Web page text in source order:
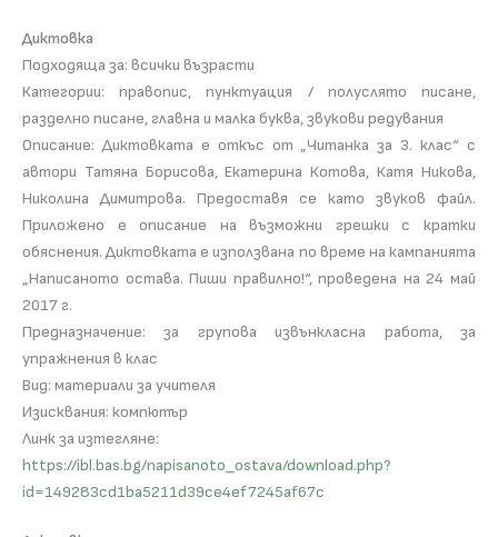
Диктовка
Подходяща за: всички възрасти
Категории: правопис, пунктуация / полуслято писане,
разделно писане, главна и малка буква, звукови редувания
Описание: Диктовката е откъс от „Читанка за 3. клас“ с
автори Татяна Борисова, Екатерина Котова, Катя Никова,
Николина Димитрова. Предоставя се като звуков файл.
Приложено е описание на възможни грешки с кратки
обяснения. Диктовката е използвана по време на кампанията
„Написаното остава. Пиши правилно!“, проведена на 24 май
2017 г.
Предназначение: за групова извънкласна работа, за
упражнения в клас
Вид: материали за учителя
Изисквания: компютър
Линк за изтегляне:
https://ibl.bas.bg/napisanoto_ostava/download.php?
id=149283cd1ba5211d39ce4ef7245af67c